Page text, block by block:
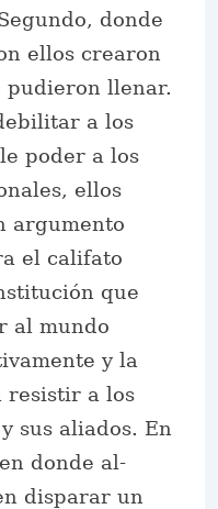
donde
ellos crearon
pudieron llenar.
a los
poder a los
ellos
argumento
el califato
que
al mundo
y la
resistir a los
sus aliados. En
donde al-
disparar un